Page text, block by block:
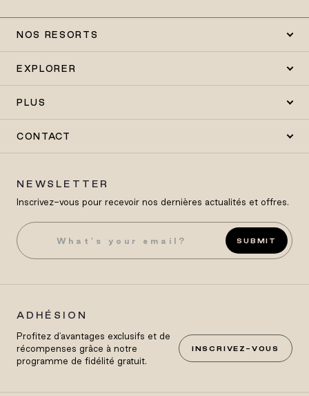
NOS RESORTS
EXPLORER
PLUS
CONTACT
NEWSLETTER
Inscrivez-vous pour recevoir nos dernières actualités et offres.
SUBMIT
ADHÉSION
Profitez d'avantages exclusifs et de
récompenses grâce à notre
programme de fidélité gratuit.
INSCRIVEZ-VOUS